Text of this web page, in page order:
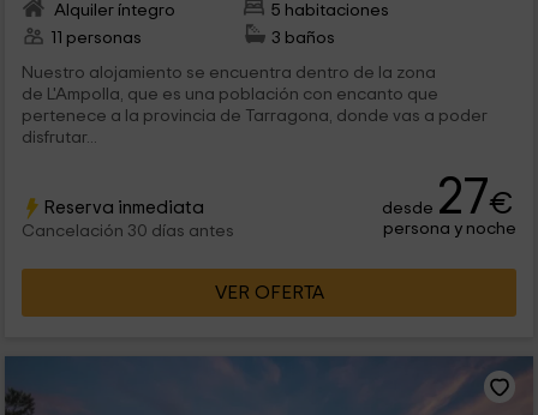
Alquiler íntegro
5 habitaciones
11 personas
3 baños
Nuestro alojamiento se encuentra dentro de la zona
de L'Ampolla, que es una población con encanto que
pertenece a la provincia de Tarragona, donde vas a poder
disfrutar...
Reserva inmediata
Cancelación 30 días antes
desde 27€
persona y noche
VER OFERTA